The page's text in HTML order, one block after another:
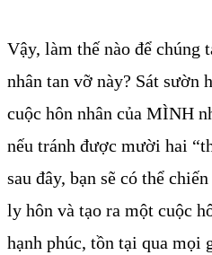
Vậy, làm thế nào để chúng
nhân tan vỡ này? Sát sườn
cuộc hôn nhân của MÌNH
nếu tránh được mười hai
sau đây, bạn sẽ có thể
ly hôn và tạo ra một cuộc
hạnh phúc, tồn tại qua mọi